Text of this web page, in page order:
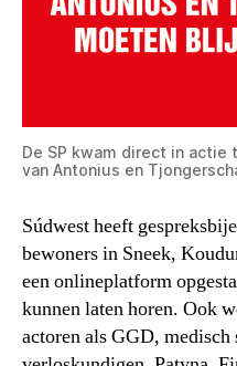
De SP kwam direct in
van Antonius en
Súdwest heeft
bewoners in Sneek,
een onlineplatform
kunnen laten horen. Ook
actoren als GGD,